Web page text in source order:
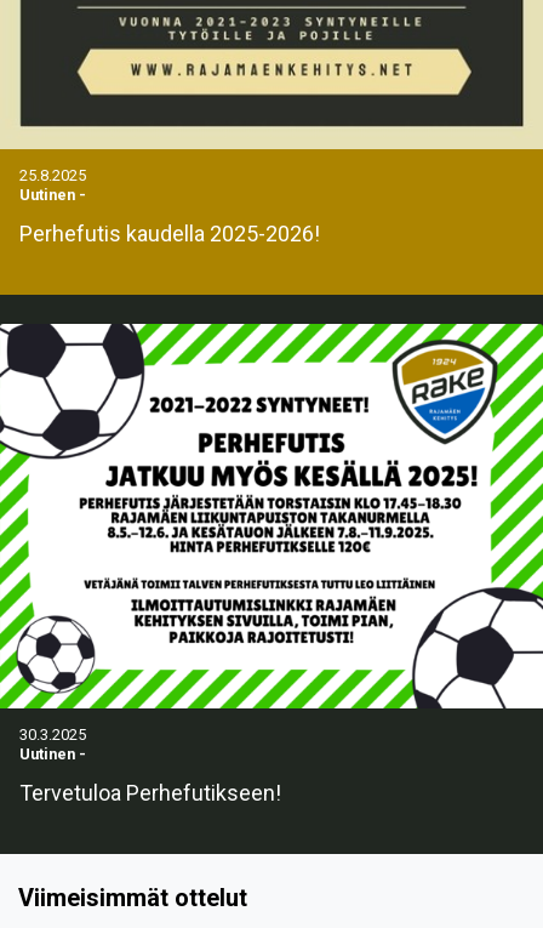
25.8.2025
Uutinen -
Perhefutis kaudella 2025-2026!
30.3.2025
Uutinen -
Tervetuloa Perhefutikseen!
Viimeisimmät ottelut